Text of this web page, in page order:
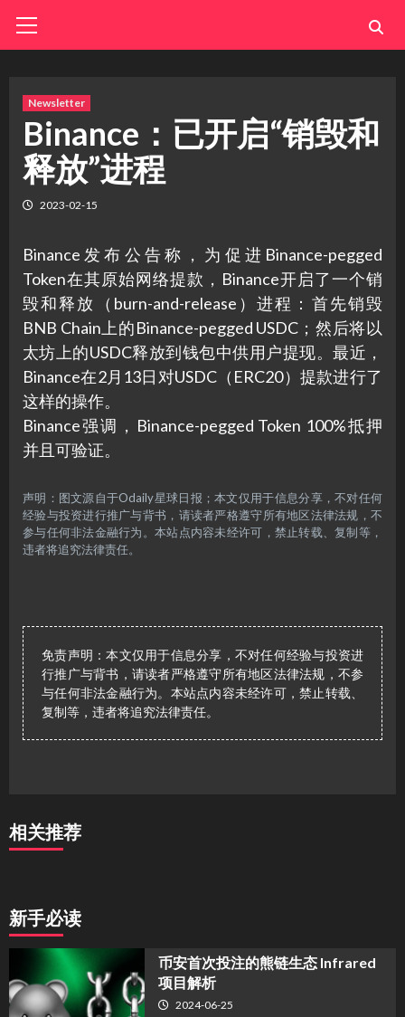
Menu
Newsletter
Binance：已开启“销毁和
释放”进程
2023-02-15
Binance发布公告称，为促进Binance-pegged
Token在其原始网络提款，Binance开启了一个销
毁和释放（burn-and-release）进程：首先销毁
BNB Chain上的Binance-pegged USDC；然后将以
太坊上的USDC释放到钱包中供用户提现。最近，
Binance在2月13日对USDC（ERC20）提款进行了
这样的操作。
Binance强调，Binance-pegged Token 100%抵押
并且可验证。
声明：图文源自于Odaily星球日报；本文仅用于信息分享，不对任何
经验与投资进行推广与背书，请读者严格遵守所有地区法律法规，不
参与任何非法金融行为。本站点内容未经许可，禁止转载、复制等，
违者将追究法律责任。
免责声明：本文仅用于信息分享，不对任何经验与投资进
行推广与背书，请读者严格遵守所有地区法律法规，不参
与任何非法金融行为。本站点内容未经许可，禁止转载、
复制等，违者将追究法律责任。
相关推荐
新手必读
币安首次投注的熊链生态 Infrared
项目解析
2024-06-25